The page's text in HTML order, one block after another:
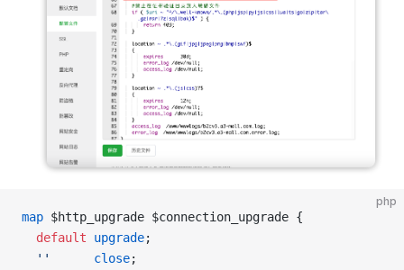
php
map $http_upgrade $connection_upgrade {
  default
upgrade;
  ''
      close
;